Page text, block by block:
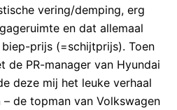
vering/demping, erg
en dat allemaal
prijs (=schijtprijs). Toen
PR-manager van Hyundai
deze mij het leuke verhaal
de topman van Volkswagen